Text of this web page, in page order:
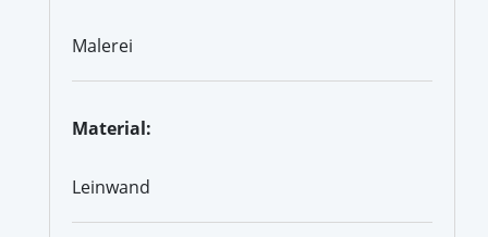
Malerei
Material:
Leinwand